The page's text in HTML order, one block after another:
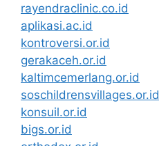
rayendraclinic.co.id
aplikasi.ac.id
kontroversi.or.id
gerakaceh.or.id
kaltimcemerlang.or.id
soschildrensvillages.or.id
konsuil.or.id
bigs.or.id